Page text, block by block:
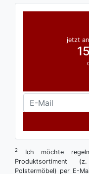
jetzt
2
Ich möchte
Produktsortiment
Polstermöbel) per E-